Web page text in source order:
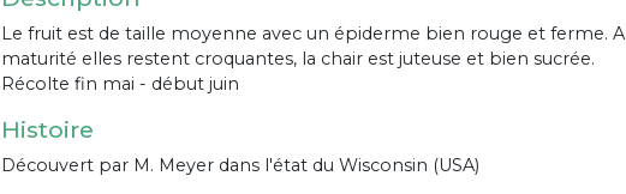
Le fruit est de taille moyenne avec un épiderme bien rouge et ferme. A
maturité elles restent croquantes, la chair est juteuse et bien sucrée.
Récolte fin mai - début juin
Histoire
Découvert par M. Meyer dans l'état du Wisconsin (USA)